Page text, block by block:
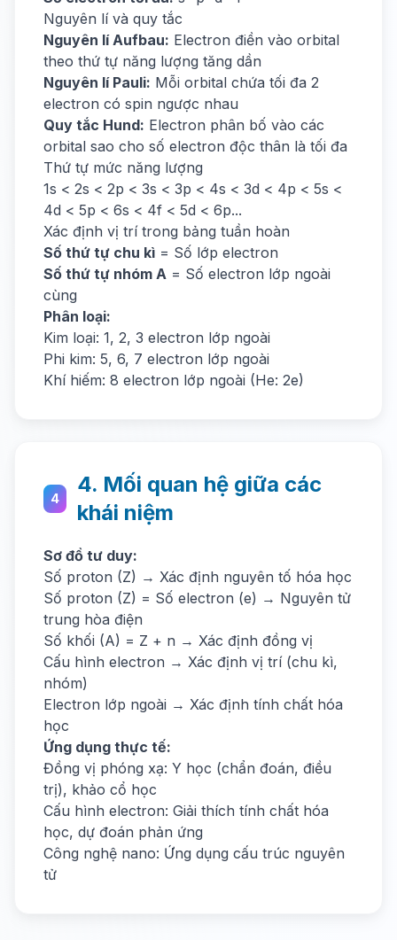
Nguyên lí và quy tắc
Nguyên lí Aufbau: Electron điền vào orbital
theo thứ tự năng lượng tăng dần
Nguyên lí Pauli: Mỗi orbital chứa tối đa 2
electron có spin ngược nhau
Quy tắc Hund: Electron phân bố vào các
orbital sao cho số electron độc thân là tối đa
Thứ tự mức năng lượng
1s < 2s < 2p < 3s < 3p < 4s < 3d < 4p < 5s <
4d < 5p < 6s < 4f < 5d < 6p...
Xác định vị trí trong bảng tuần hoàn
Số thứ tự chu kì = Số lớp electron
Số thứ tự nhóm A = Số electron lớp ngoài
cùng
Phân loại:
Kim loại: 1, 2, 3 electron lớp ngoài
Phi kim: 5, 6, 7 electron lớp ngoài
Khí hiếm: 8 electron lớp ngoài (He: 2e)
4
4. Mối quan hệ giữa các
khái niệm
Sơ đồ tư duy:
Số proton (Z) → Xác định nguyên tố hóa học
Số proton (Z) = Số electron (e) → Nguyên tử
trung hòa điện
Số khối (A) = Z + n → Xác định đồng vị
Cấu hình electron → Xác định vị trí (chu kì,
nhóm)
Electron lớp ngoài → Xác định tính chất hóa
học
Ứng dụng thực tế:
Đồng vị phóng xạ: Y học (chẩn đoán, điều
trị), khảo cổ học
Cấu hình electron: Giải thích tính chất hóa
học, dự đoán phản ứng
Công nghệ nano: Ứng dụng cấu trúc nguyên
tử